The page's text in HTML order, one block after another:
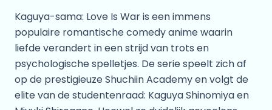
Kaguya-sama: Love Is War is een immens
populaire romantische comedy anime waarin
liefde verandert in een strijd van trots en
psychologische spelletjes. De serie speelt zich af
op de prestigieuze Shuchiin Academy en volgt de
elite van de studentenraad: Kaguya Shinomiya en